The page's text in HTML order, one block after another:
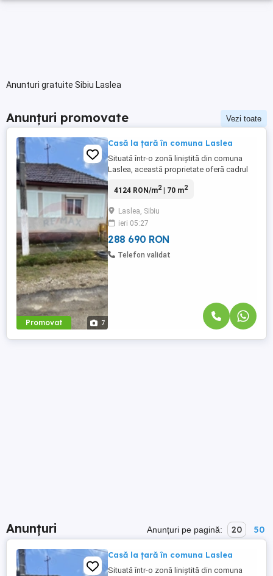
Anunturi gratuite Sibiu Laslea
Anunțuri promovate Vezi toate
Promovat 7
Casă la țară în comuna Laslea
Situată într-o zonă liniștită din comuna
Laslea, această proprietate oferă cadrul
intimitate și aer curat, departe de agitația
generos de 900 mp, cu curte și grădină
dreaptă, ușor de amenajat, ideală pentru
grădinărit, ...
4124 RON/m2| 70 m2
Laslea, Sibiu
ieri 05:27
288 690 RON
Telefon validat
Anunțuri Anunțuri pe pagină: 20 50
Casă la țară în comuna Laslea
Situată într-o zonă liniștită din comuna